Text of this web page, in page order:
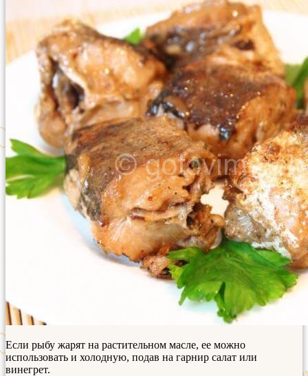
Если рыбу жарят на растительном масле, ее можно
использовать и холодную, подав на гарнир салат или
винегрет.